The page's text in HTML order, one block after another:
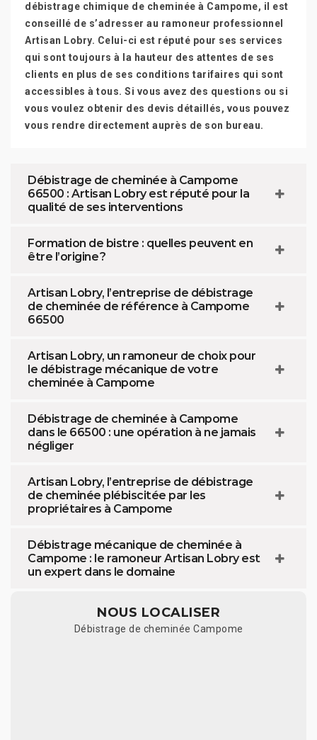
débistrage chimique de cheminée à Campome, il est
conseillé de s’adresser au ramoneur professionnel
Artisan Lobry. Celui-ci est réputé pour ses services
qui sont toujours à la hauteur des attentes de ses
clients en plus de ses conditions tarifaires qui sont
accessibles à tous. Si vous avez des questions ou si
vous voulez obtenir des devis détaillés, vous pouvez
vous rendre directement auprès de son bureau.
Débistrage de cheminée à Campome
66500 : Artisan Lobry est réputé pour la
qualité de ses interventions
Formation de bistre : quelles peuvent en
être l’origine ?
Artisan Lobry, l’entreprise de débistrage
de cheminée de référence à Campome
66500
Artisan Lobry, un ramoneur de choix pour
le débistrage mécanique de votre
cheminée à Campome
Débistrage de cheminée à Campome
dans le 66500 : une opération à ne jamais
négliger
Artisan Lobry, l’entreprise de débistrage
de cheminée plébiscitée par les
propriétaires à Campome
Débistrage mécanique de cheminée à
Campome : le ramoneur Artisan Lobry est
un expert dans le domaine
NOUS LOCALISER
Débistrage de cheminée Campome